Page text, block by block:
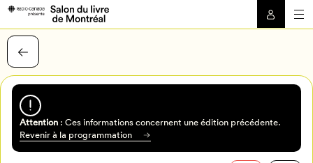
Attention: Ces informations concernent une édition précédente.
Revenir à la programmation